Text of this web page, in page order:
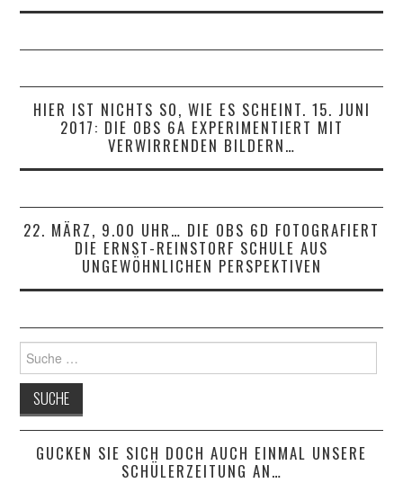
HIER IST NICHTS SO, WIE ES SCHEINT. 15. JUNI
2017: DIE OBS 6A EXPERIMENTIERT MIT
VERWIRRENDEN BILDERN…
22. MÄRZ, 9.00 UHR… DIE OBS 6D FOTOGRAFIERT
DIE ERNST-REINSTORF SCHULE AUS
UNGEWÖHNLICHEN PERSPEKTIVEN
Suche
nach:
GUCKEN SIE SICH DOCH AUCH EINMAL UNSERE
SCHÜLERZEITUNG AN…